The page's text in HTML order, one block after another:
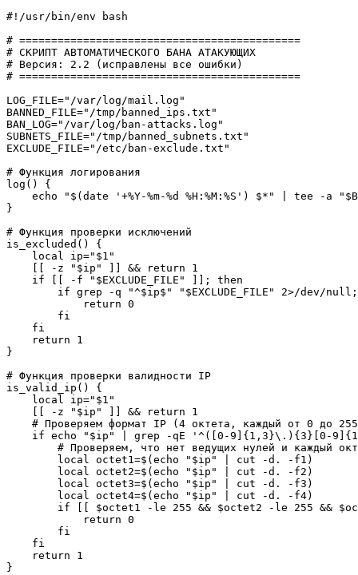
#!/usr/bin/env bash
# ============================================
# СКРИПТ АВТОМАТИЧЕСКОГО БАНА АТАКУЮЩИХ
# Версия: 2.2 (исправлены все ошибки)
# ============================================
LOG_FILE="/var/log/mail.log"
BANNED_FILE="/tmp/banned_ips.txt"
BAN_LOG="/var/log/ban-attacks.log"
SUBNETS_FILE="/tmp/banned_subnets.txt"
EXCLUDE_FILE="/etc/ban-exclude.txt"
# Функция логирования
log() {
echo "$(date '+%Y-%m-%d %H:%M:%S') $*" | tee -a
}
# Функция проверки исключений
is_excluded() {
    local ip="$1"
    [[ -z "$ip" ]] && return 1
    if [[ -f "$EXCLUDE_FILE" ]]; then
if grep -q "^$ip$" "$EXCLUDE_FILE" 2>/dev/
            return 0
        fi
    fi
    return 1
}
# Функция проверки валидности IP
is_valid_ip() {
    local ip="$1"
    [[ -z "$ip" ]] && return 1
# Проверяем формат IP (4 октета, каждый от 0 до
if echo "$ip" | grep -qE '^([0-9]{1,3}\.){3}[0-
# Проверяем, что нет ведущих нулей и каждый
        local octet1=$(echo "$ip" | cut -d. -f1)
        local octet2=$(echo "$ip" | cut -d. -f2)
        local octet3=$(echo "$ip" | cut -d. -f3)
        local octet4=$(echo "$ip" | cut -d. -f4)
if [[ $octet1 -le 255 && $octet2 -le 255 &&
            return 0
        fi
    fi
    return 1
}